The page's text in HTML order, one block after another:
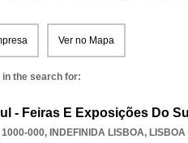
Ver no Mapa
in the search for:
- Feiras E Exposições Do Sul
1000-000, INDEFINIDA LISBOA, LISBOA